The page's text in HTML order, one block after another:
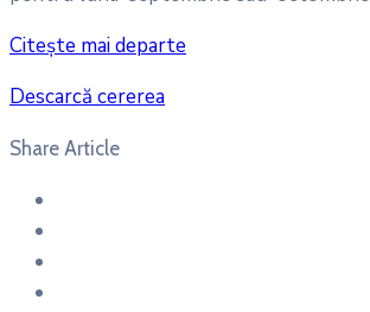
Citește mai departe
Descarcă cererea
Share Article